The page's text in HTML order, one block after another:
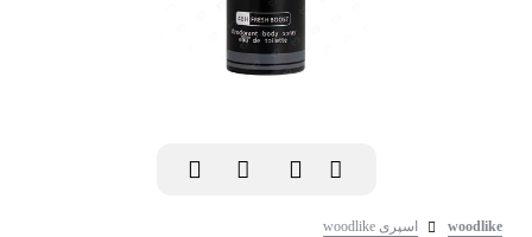
woodlike اسپری woodlike